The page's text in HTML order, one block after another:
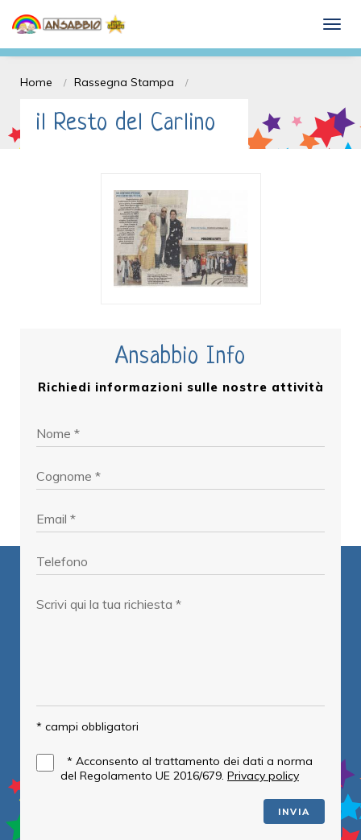
Dona il 5 x mille e Sostieni l'ANSABBIO
onlus
Home Rassegna Stampa
il Resto del Carlino
Ansabbio Info
Richiedi informazioni sulle nostre attività
* campi obbligatori
* Acconsento al trattamento dei dati a norma
del Regolamento UE 2016/679. Privacy policy
INVIA